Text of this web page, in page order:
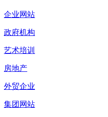
企业网站
政府机构
艺术培训
房地产
外贸企业
集团网站